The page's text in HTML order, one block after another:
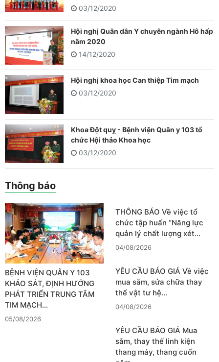
03/12/2020
Hội nghị Quân dân Y chuyên ngành Hô hấp
năm 2020
14/12/2020
Hội nghị khoa học Can thiệp Tim mạch
03/12/2020
Khoa Đột quỵ - Bệnh viện Quân y 103 tổ
chức Hội thảo Khoa học
03/12/2020
Thông báo
BỆNH VIỆN QUÂN Y 103
KHẢO SÁT, ĐỊNH HƯỚNG
PHÁT TRIỂN TRUNG TÂM
TIM MẠCH…
05/08/2026
THÔNG BÁO Về việc tổ
chức tập huấn “Năng lực
quản lý chất lượng xét…
04/08/2026
YÊU CẦU BÁO GIÁ Về việc
mua sắm, sửa chữa thay
thế vật tư hệ…
04/08/2026
YÊU CẦU BÁO GIÁ Mua
sắm, thay thế linh kiện
thang máy, thang cuốn